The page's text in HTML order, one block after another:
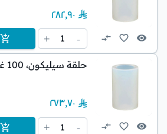
٢٨٢٫٩٠
-
1
+
حلقة سيليكون، 100 غرام
٢٧٣٫٧٠
-
1
+